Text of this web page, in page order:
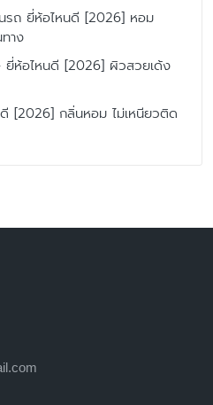
รถ ยี่ห้อไหนดี [2026] หอม
าง
ยี่ห้อไหนดี [2026] ผิวสวยเด้ง
[2026] กลิ่นหอม ไม่เหนียวติด